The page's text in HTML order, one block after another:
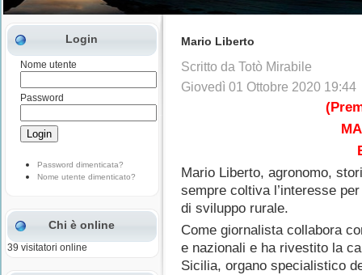
Login
Nome utente
Password
Password dimenticata?
Nome utente dimenticato?
Chi è online
39 visitatori online
Mario Liberto
Scritto da Totò Mirabile
Giovedì 01 Ottobre 2020 19:44
Mario Liberto, agronomo,
sempre coltiva l’interesse
di sviluppo rurale.
Come giornalista collabora
e nazionali e ha rivestito la
Sicilia, organo specialistico